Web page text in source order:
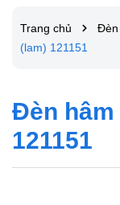
Trang chủ Đèn
(lam) 121151
Đèn
121151